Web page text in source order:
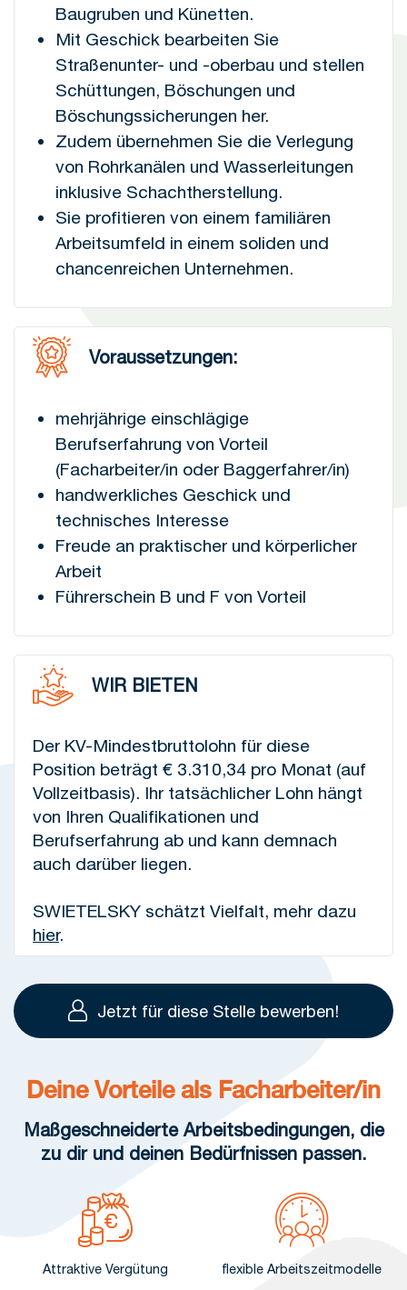
Baugruben und Künetten.
Mit Geschick bearbeiten Sie
Straßenunter- und -oberbau und stellen
Schüttungen, Böschungen und
Böschungssicherungen her.
Zudem übernehmen Sie die Verlegung
von Rohrkanälen und Wasserleitungen
inklusive Schachtherstellung.
Sie profitieren von einem familiären
Arbeitsumfeld in einem soliden und
chancenreichen Unternehmen.
Voraussetzungen:
mehrjährige einschlägige
Berufserfahrung von Vorteil
(Facharbeiter/in oder Baggerfahrer/in)
handwerkliches Geschick und
technisches Interesse
Freude an praktischer und körperlicher
Arbeit
Führerschein B und F von Vorteil
WIR BIETEN
Der KV-Mindestbruttolohn für diese
Position beträgt € 3.310,34 pro Monat (auf
Vollzeitbasis). Ihr tatsächlicher Lohn hängt
von Ihren Qualifikationen und
Berufserfahrung ab und kann demnach
auch darüber liegen.
SWIETELSKY schätzt Vielfalt, mehr dazu
hier.
Jetzt für diese Stelle bewerben!
Deine Vorteile als Facharbeiter/in
Maßgeschneiderte Arbeitsbedingungen, die
zu dir und deinen Bedürfnissen passen.
Attraktive Vergütung flexible Arbeitszeitmodelle